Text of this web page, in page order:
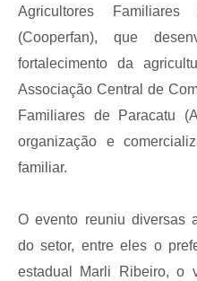
Agricultores
(Cooperfan), que
fortalecimento da
Associação Central de
Familiares de Paracatu
organização e
familiar.
O evento reuniu diversas
do setor, entre eles o
estadual Marli Ribeiro, o